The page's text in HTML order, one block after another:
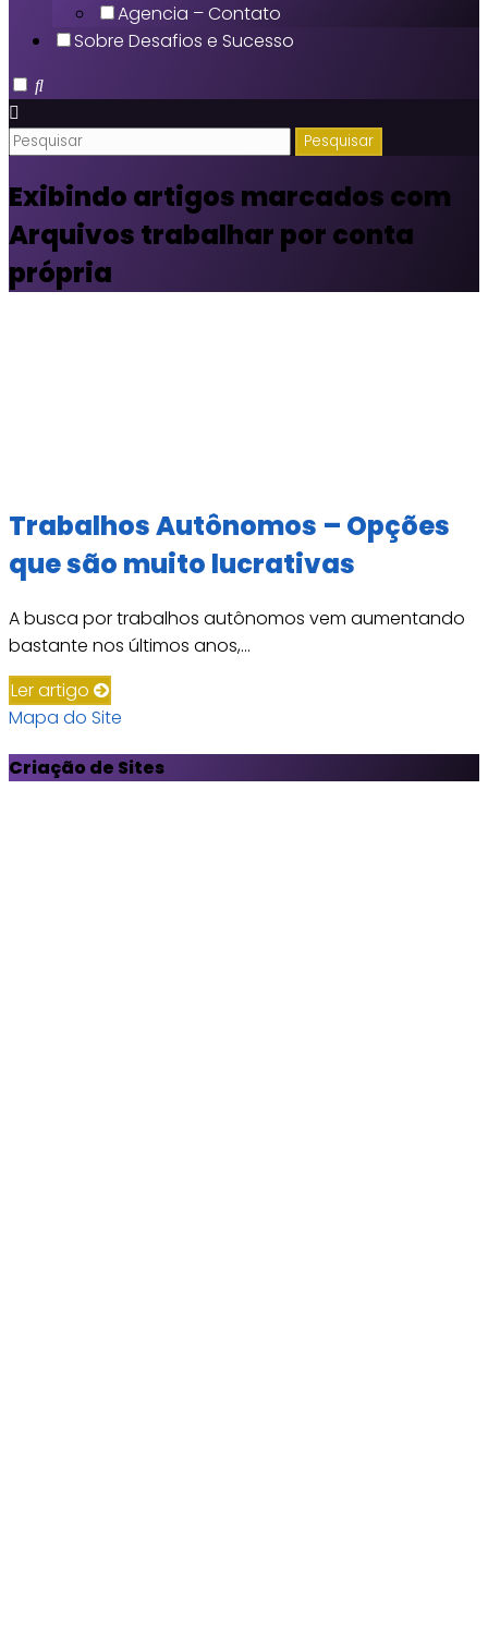
Agencia – Contato
Sobre Desafios e Sucesso
Exibindo artigos marcados com
Arquivos trabalhar por conta
própria
Trabalhos Autônomos – Opções
que são muito lucrativas
A busca por trabalhos autônomos vem aumentando
bastante nos últimos anos,...
Ler artigo
Mapa do Site
Criação de Sites